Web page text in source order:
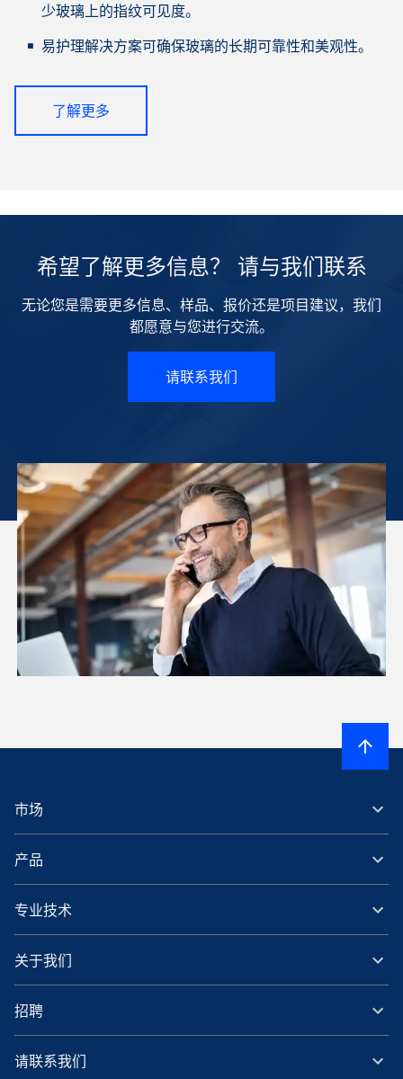
少玻璃上的指纹可见度。
易护理解决方案可确保玻璃的长期可靠性和美观性。
了解更多
希望了解更多信息？ 请与我们联系
无论您是需要更多信息、样品、报价还是项目建议，我们
都愿意与您进行交流。
请联系我们
市场
产品
专业技术
关于我们
招聘
请联系我们